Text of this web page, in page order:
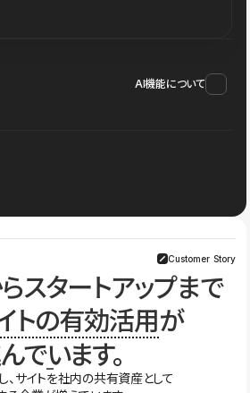
AI機能について
Customer Story
スタートアップまで
トの有効活用が
でいます。
、サイトを社内の共有資産として